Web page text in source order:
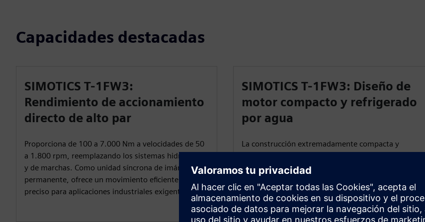
Capacidades destacadas
SIMOTICS T-1FW3:
Rendimiento de accionamiento
directo de alto par
Proporciona de 100 a 7.000 Nm a velocidades de 50
a 1.800 rpm, reemplazando los sistemas hidráulicos
y de marchas. Como unidad síncrona de imán
permanente, ofrece un movimiento eficiente y
preciso para aplicaciones industriales exigentes.
SIMOTICS T-1FW3: Diseño de
motor compacto y refrigerado
por agua
La construcción extremadamente compacta y
potencia y un funcionamiento continuo estable. Ideal
para máquinas con espacio limitado que requieren
una entrega de par fuerte y confiable.